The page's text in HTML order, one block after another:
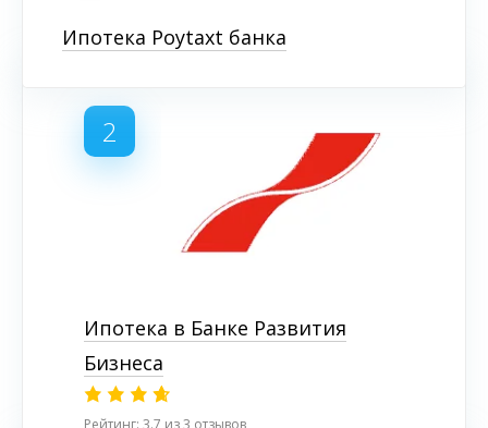
Ипотека Poytaxt банка
2
Ипотека в Банке Развития
Бизнеса
Рейтинг: 3.7 из 3 отзывов